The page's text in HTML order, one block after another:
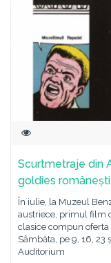
Scurtmetraje din
goldies
În iulie, la Muzeul
austriece, primul film
clasice compun oferta
Sâmbăta, pe 9, 16, 23
Auditorium